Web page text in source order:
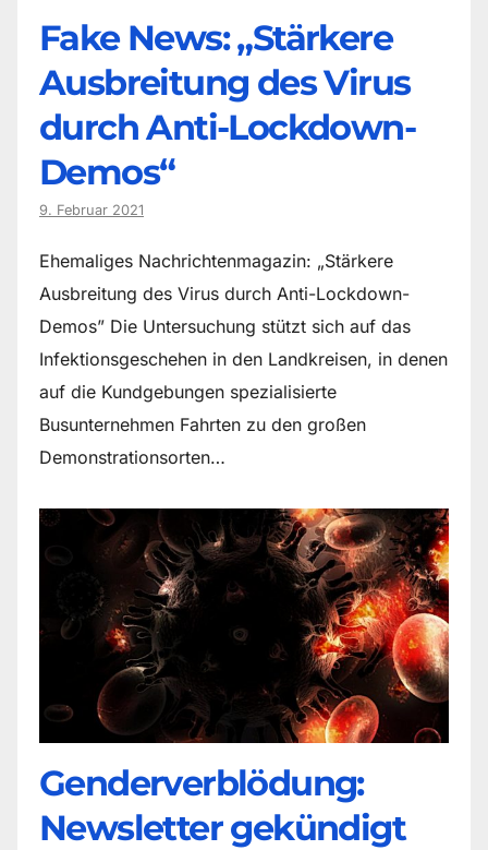
Fake News: „Stärkere
Ausbreitung des Virus
durch Anti-Lockdown-
Demos“
9. Februar 2021
Ehemaliges Nachrichtenmagazin: „Stärkere
Ausbreitung des Virus durch Anti-Lockdown-
Demos” Die Untersuchung stützt sich auf das
Infektionsgeschehen in den Landkreisen, in denen
auf die Kundgebungen spezialisierte
Busunternehmen Fahrten zu den großen
Demonstrationsorten…
Genderverblödung:
Newsletter gekündigt